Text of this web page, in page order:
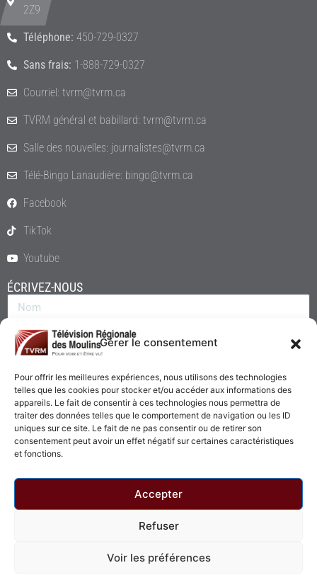
Gérer le consentement
Pour offrir les meilleures expériences, nous utilisons des technologies
telles que les cookies pour stocker et/ou accéder aux informations des
appareils. Le fait de consentir à ces technologies nous permettra de
traiter des données telles que le comportement de navigation ou les ID
uniques sur ce site. Le fait de ne pas consentir ou de retirer son
consentement peut avoir un effet négatif sur certaines caractéristiques
et fonctions.
Accepter
Refuser
Voir les préférences
2Z9
Téléphone: 450-729-0327
Sans frais: 1-888-729-0327
Courriel: tvrm@tvrm.ca
TVRM général et babillard: tvrm@tvrm.ca
Salle des nouvelles: journalistes@tvrm.ca
Télé-Bingo Lanaudière: bingo@tvrm.ca
Facebook
TikTok
Youtube
ÉCRIVEZ-NOUS
© 2026 - Télévision Régionale des Moulins. Tous droits réservés.